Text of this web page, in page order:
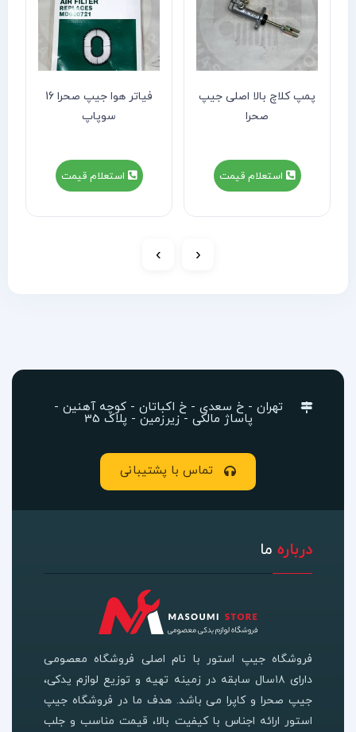
پمپ کلاچ بالا اصلی جیپ
صحرا
استعلام قیمت
فیاتر هوا جیپ صحرا 16
سوپاپ
استعلام قیمت
‹
›
تهران - خ سعدی - خ اکباتان - کوچه آهنین -
پاساژ مالکی - زیرزمین - پلاک 35
تماس با پشتیبانی
درباره ما
فروشگاه جیپ استور با نام اصلی فروشگاه معصومی
دارای ۱۸سال سابقه در زمینه تهیه و توزیع لوازم یدکی،
جیپ صحرا و کاپرا می باشد. هدف ما در فروشگاه جیپ
استور ارائه اجناس با کیفیت بالا، قیمت مناسب و جلب